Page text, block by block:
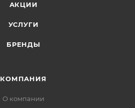
АКЦИИ
УСЛУГИ
БРЕНДЫ
КОМПАНИЯ
О компании